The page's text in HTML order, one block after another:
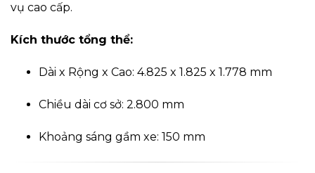
vụ cao cấp.
Kích thước tổng thể:
Dài x Rộng x Cao: 4.825 x 1.825 x 1.778 mm
Chiều dài cơ sở: 2.800 mm
Khoảng sáng gầm xe: 150 mm